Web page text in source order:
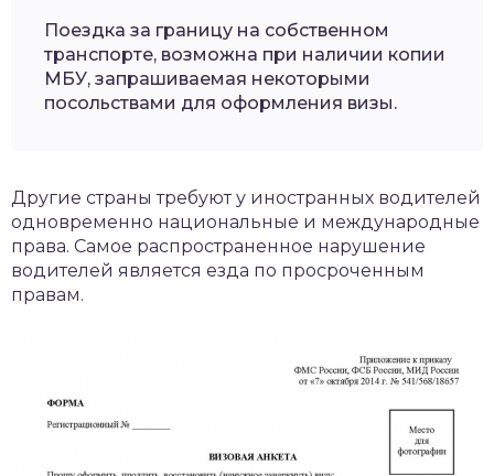
Поездка за границу на собственном
транспорте, возможна при наличии копии
МБУ, запрашиваемая некоторыми
посольствами для оформления визы.
Другие страны требуют у иностранных водителей
одновременно национальные и международные
права. Самое распространенное нарушение
водителей является езда по просроченным
правам.